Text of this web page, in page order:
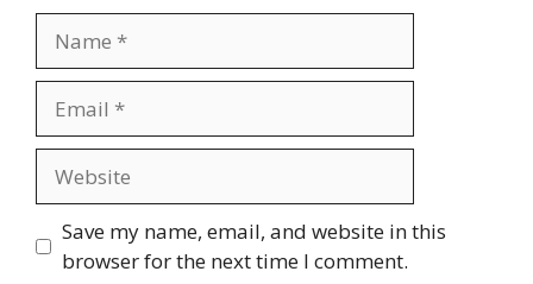
Save my name, email, and website in this
browser for the next time I comment.